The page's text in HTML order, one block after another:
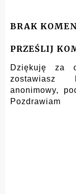
BRAK
PRZEŚLIJ
Dziękuję za
zostawiasz
anonimowy,
Pozdrawiam